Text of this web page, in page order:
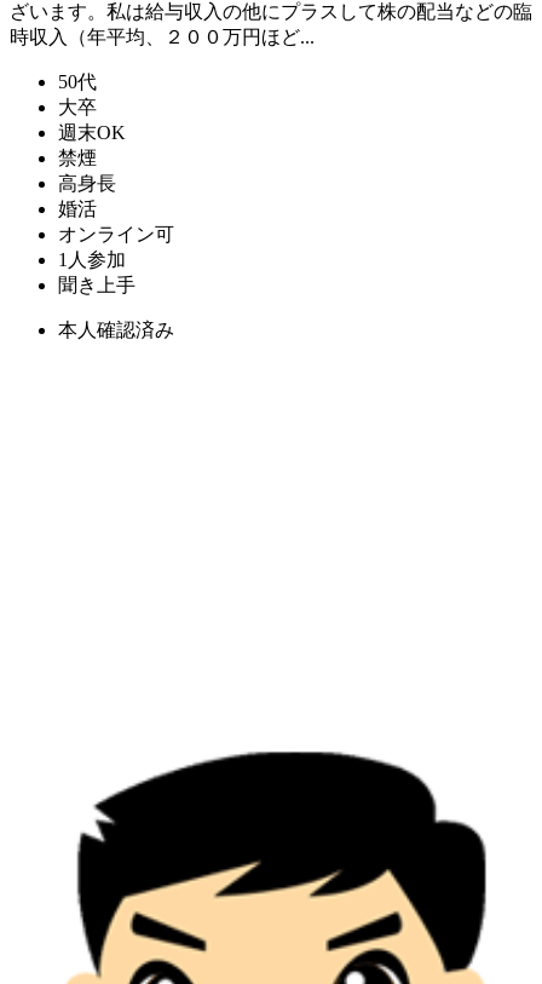
ざいます。私は給与収入の他にプラスして株の配当などの臨
時収入（年平均、２００万円ほど...
50代
大卒
週末OK
禁煙
高身長
婚活
オンライン可
1人参加
聞き上手
本人確認済み